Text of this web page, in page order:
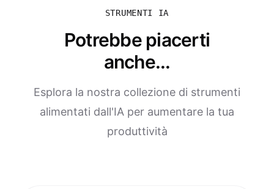
STRUMENTI IA
Potrebbe piacerti
anche...
Esplora la nostra collezione di strumenti
alimentati dall'IA per aumentare la tua
produttività